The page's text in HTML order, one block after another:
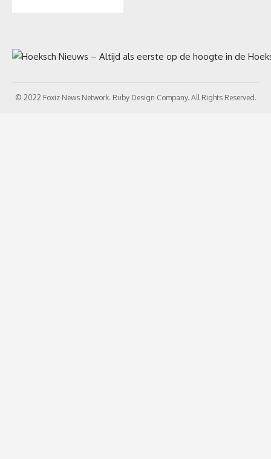
© 2022 Foxiz News Network. Ruby Design Company. All Rights Reserved.